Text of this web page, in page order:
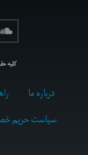
کلیه
درباره ما
سیاست حریم